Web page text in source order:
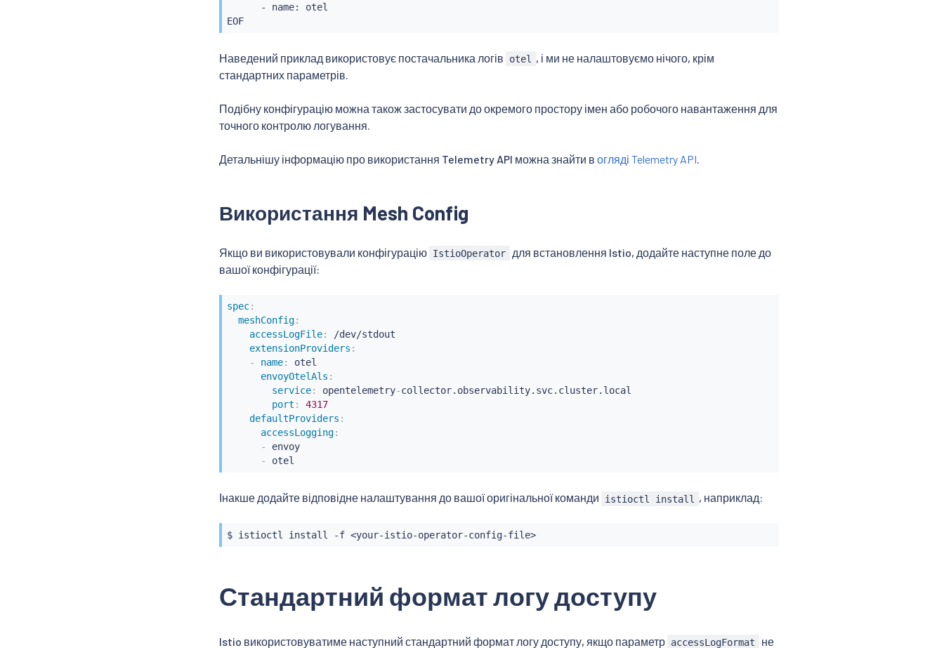
      - name: otel
EOF
Наведений приклад використовує постачальника логів otel
, і ми не налаштовуємо нічого, крім
стандартних параметрів.
Подібну конфігурацію можна також застосувати до окремого простору імен або робочого навантаження для
точного контролю логування.
Детальнішу інформацію про використання Telemetry API можна знайти в огляді Telemetry API
Використання Mesh Config
Якщо ви використовували конфігурацію IstioOperator
для встановлення Istio, додайте наступне поле до
вашої конфігурації:
spec:
meshConfig:
accessLogFile:
/dev/stdout
extensionProviders :
-
name:
otel
envoyOtelAls :
service: opentelemetry-collector.observability.svc.cluster.local
port :
4317
defaultProviders :
accessLogging:
-
envoy
-
otel
Інакше додайте відповідне налаштування до вашої оригінальної команди istioctl install , наприклад:
$ istioctl install -f <your-istio-operator-config-file>
Стандартний формат логу доступу
Istio використовуватиме наступний стандартний формат логу доступу, якщо параметр accessLogFormat не